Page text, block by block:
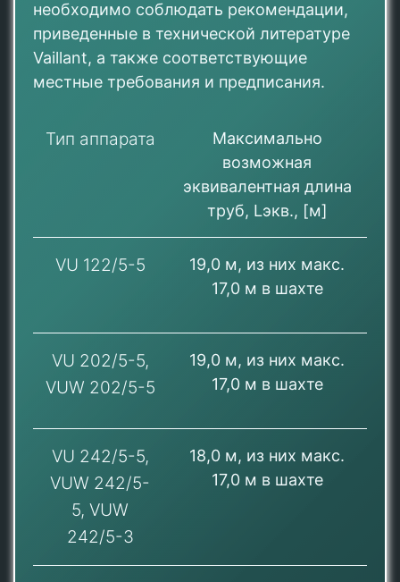
необходимо соблюдать рекомендации,
приведенные в технической литературе
Vaillant, а также соответствующие
местные требования и предписания.
Тип аппарата
Максимально
возможная
эквивалентная длина
труб, Lэкв., [м]
VU 122/5-5
19,0 м, из них макс.
17,0 м в шахте
VU 202/5-5,
VUW 202/5-5
19,0 м, из них макс.
17,0 м в шахте
VU 242/5-5,
VUW 242/5-
5, VUW
242/5-3
18,0 м, из них макс.
17,0 м в шахте